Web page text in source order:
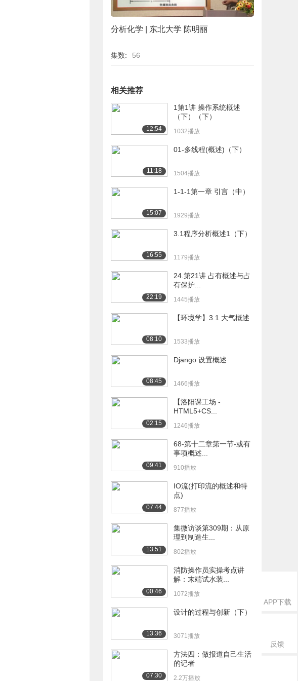
APP下载
反馈
分析化学 | 东北大学 陈明丽
集数: 56
相关推荐
12:54
1第1讲 操作系统概述
（下）（下）
1032播放
11:18
01-多线程(概述)（下）
1504播放
15:07
1-1-1第一章 引言（中）
1929播放
16:55
3.1程序分析概述1（下）
1179播放
22:19
24.第21讲 占有概述与占
有保护...
1445播放
08:10
【环境学】3.1 大气概述
1533播放
08:45
Django 设置概述
1466播放
02:15
【洛阳课工场 -
HTML5+CS...
1246播放
09:41
68-第十二章第一节-或有
事项概述...
910播放
07:44
IO流(打印流的概述和特
点)
877播放
13:51
集微访谈第309期：从原
理到制造生...
802播放
00:46
消防操作员实操考点讲
解：末端试水装...
1072播放
13:36
设计的过程与创新（下）
3071播放
07:30
方法四：做报道自己生活
的记者
2.2万播放